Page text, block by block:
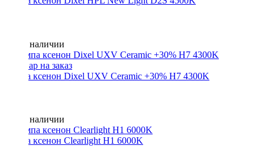
Нет в наличии
Лампа ксенон Dixel UXV Ceramic +30% H7 4300K
Нет в наличии
Лампа ксенон Clearlight H1 6000K